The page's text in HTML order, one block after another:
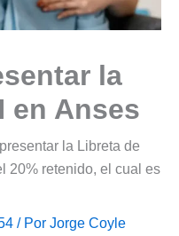
la
en Anses
la Libreta de
20% retenido, el cual es
/ Por Jorge Coyle